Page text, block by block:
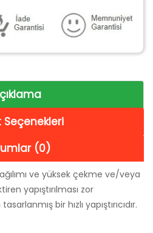
Seçenekleri
(0)
ve yüksek çekme ve/veya
yapıştırılması zor
bir hızlı yapıştırıcıdır.